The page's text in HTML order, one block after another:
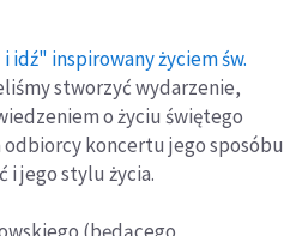
idź" inspirowany życiem św.
stworzyć wydarzenie,
o życiu świętego
koncertu jego sposóbu
i jego stylu życia.